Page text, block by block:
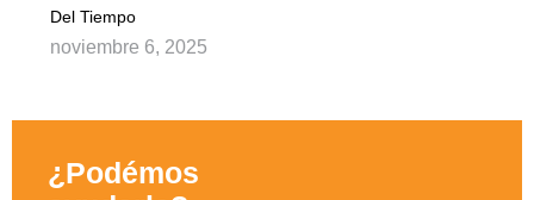
Del Tiempo
noviembre 6, 2025
¿Podémos